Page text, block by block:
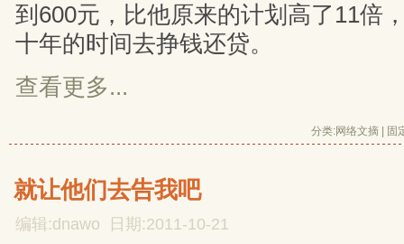
到600元，比他原来的计划高了11倍
十年的时间去挣钱还贷。
查看更多...
分类:网络文摘 固
就让他们去告我吧
编辑:dnawo 日期:2011-10-21